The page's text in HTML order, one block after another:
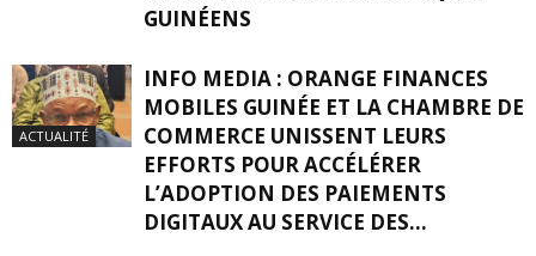
GUINÉENS
ACTUALITÉ
INFO MEDIA : ORANGE FINANCES
MOBILES GUINÉE ET LA CHAMBRE DE
COMMERCE UNISSENT LEURS
EFFORTS POUR ACCÉLÉRER
L’ADOPTION DES PAIEMENTS
DIGITAUX AU SERVICE DES...